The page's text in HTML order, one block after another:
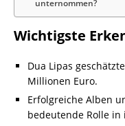
unternommen?
Wichtigste
Dua Lipas
Millionen Euro.
Erfolgreiche Alben
bedeutende Rolle in